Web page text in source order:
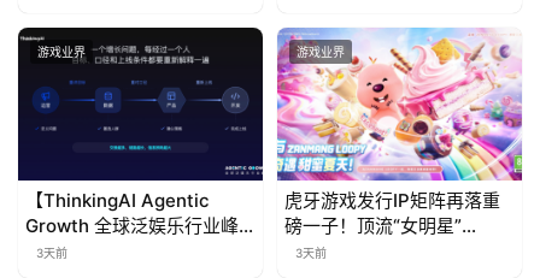
游戏业界
【ThinkingAI Agentic
Growth 全球泛娱乐行业峰
会】Agent 时代，人到底负
3天前
游戏业界
虎牙游戏发行IP矩阵再落重
磅一子！顶流“女明星”
ZANMANG LOOPY 正版3D
3天前